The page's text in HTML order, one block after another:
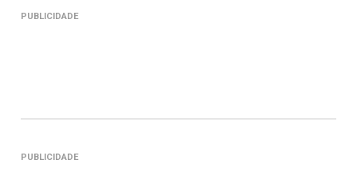
PUBLICIDADE
PUBLICIDADE